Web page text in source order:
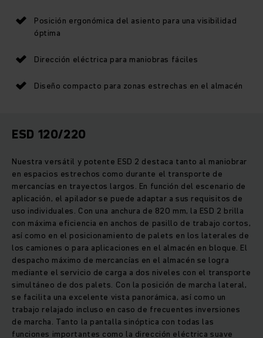
Posición ergonómica del asiento para una visibilidad
óptima
Dirección eléctrica para maniobras fáciles
Diseño compacto para zonas estrechas en el almacén
ESD 120/220
Nuestra versátil y potente ESD 2 destaca tanto al maniobrar
en espacios estrechos como durante el transporte de
mercancías en trayectos largos. En función del escenario de
aplicación, el apilador se puede adaptar a sus requisitos de
uso individuales. Con una anchura de 820 mm, la ESD 2 brilla
con máxima eficiencia en anchos de pasillo de trabajo cortos,
así como en el posicionamiento de palets en los laterales de
los camiones o para aplicaciones en el almacén en bloque. El
despacho máximo de mercancías en el almacén se logra
mediante el servicio de carga a dos niveles con el transporte
simultáneo de dos palets. Con la posición de marcha lateral,
se facilita una excelente vista panorámica, así como un
trabajo relajado incluso en caso de frecuentes inversiones
de marcha. Tanto la pantalla sinóptica con todas las
funciones importantes como la dirección eléctrica suave